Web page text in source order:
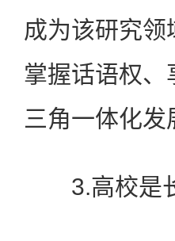
成为该研究
掌握话语权、
三角一体化
3.高校是长